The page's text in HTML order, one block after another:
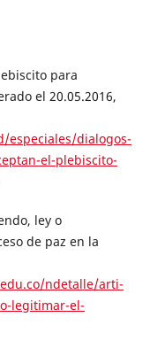
para
el 20.05.2016,
especiales/dialogos-
el-plebiscito-
ley o
de paz en la
ndetalle/arti-
legitimar-el-